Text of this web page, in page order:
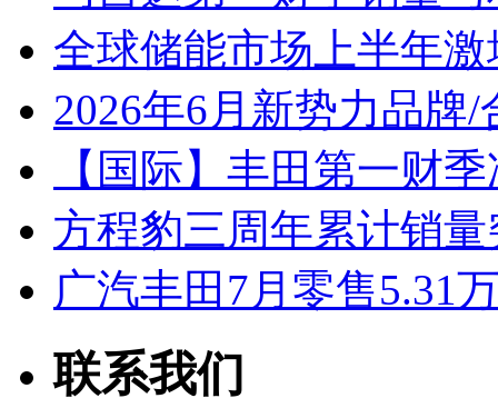
全球储能市场上半年激
2026年6月新势力品牌
【国际】丰田第一财
方程豹三周年累计销
广汽丰田7月零售5.31
联系我们